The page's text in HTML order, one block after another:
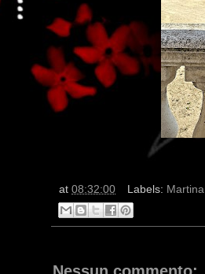
at 08:32:00 Labels: Martina
Nessun commento: